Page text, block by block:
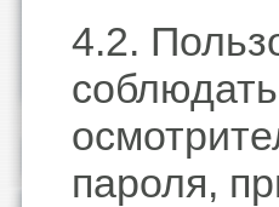
4.2.
пароля,